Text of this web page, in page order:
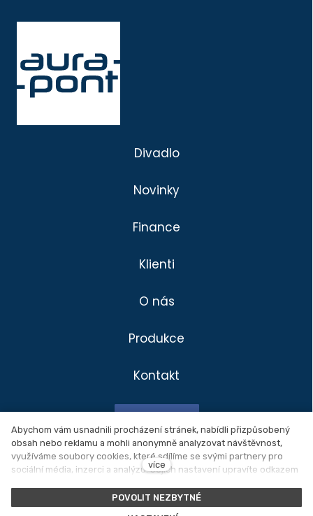
Divadlo
Klienti
Produkce
Novinky
O nás
Divadlo
Novinky
Finance
Klienti
O nás
Produkce
Kontakt
Facebook
Ochrana osobních údajů
Abychom vám usnadnili procházení stránek, nabídli přizpůsobený
obsah nebo reklamu a mohli anonymně analyzovat návštěvnost,
využíváme soubory cookies, které sdílíme se svými partnery pro
sociální média, inzerci a analýzu. Jejich nastavení upravíte odkazem
Podrobnější informace najdete v našichZásadách ochrany osobních
údajůa používání souborů cookies. Souhlasíte s používáním
více
POVOLIT NEZBYTNÉ